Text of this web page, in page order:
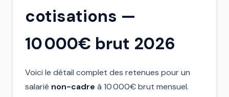
cotisations —
10 000€ brut 2026
Voici le détail complet des retenues pour un
salarié non-cadre à 10 000€ brut mensuel.